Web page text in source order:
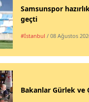
Samsunspor
geçti
#İstanbul / 08 Ağustos
Bakanlar Gürlek ve